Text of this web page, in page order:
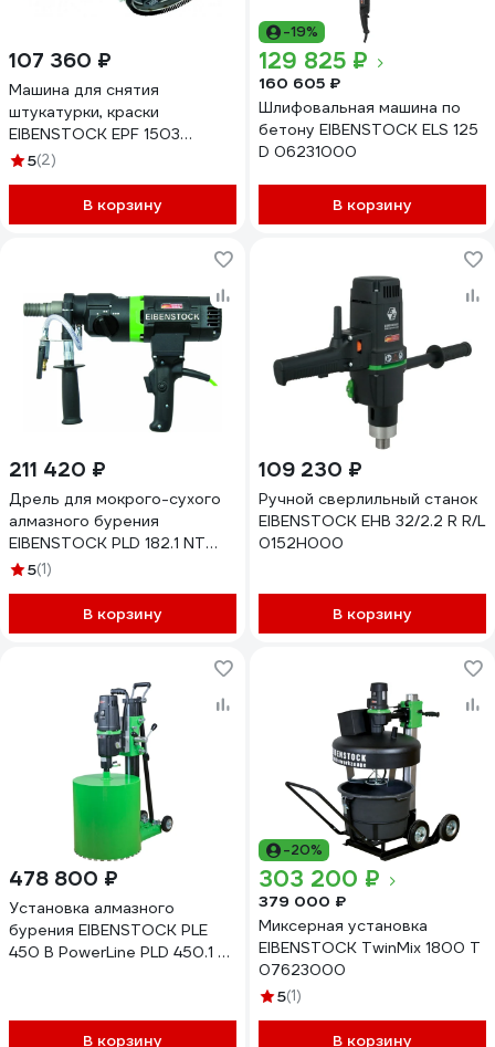
107 360 ₽
Машина для снятия
штукатурки, краски
EIBENSTOCK EPF 1503
0651I000
5(2)
В корзину
-19%
129 825 ₽
160 605 ₽
Шлифовальная машина по
бетону EIBENSTOCK ELS 125
D 06231000
В корзину
211 420 ₽
Дрель для мокрого-сухого
алмазного бурения
EIBENSTOCK PLD 182.1 NT
Diamond Core Drill
5(1)
В корзину
109 230 ₽
Ручной сверлильный станок
EIBENSTOCK EHB 32/2.2 R R/L
0152H000
В корзину
478 800 ₽
Установка алмазного
бурения EIBENSTOCK PLE
450 B PowerLine PLD 450.1 B
В корзину
-20%
303 200 ₽
379 000 ₽
Миксерная установка
EIBENSTOCK TwinMix 1800 T
07623000
5(1)
В корзину